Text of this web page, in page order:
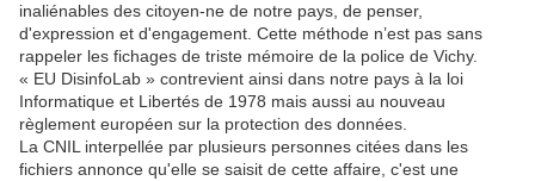
inaliénables des citoyen-ne de notre pays, de penser,
d'expression et d'engagement. Cette méthode n’est pas sans
rappeler les fichages de triste mémoire de la police de Vichy.
« EU DisinfoLab » contrevient ainsi dans notre pays à la loi
Informatique et Libertés de 1978 mais aussi au nouveau
règlement européen sur la protection des données.
La CNIL interpellée par plusieurs personnes citées dans les
fichiers annonce qu'elle se saisit de cette affaire, c'est une